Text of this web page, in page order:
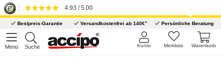
4.93 / 5.00
Bestpreis-Garantie Versandkostenfrei ab 140€* Persönliche Beratung
Menü Suche Warenkorb
Merkliste
Konto